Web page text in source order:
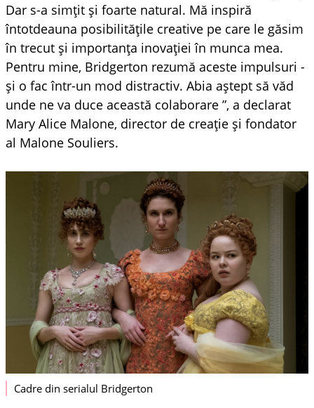
Dar s-a simțit și foarte natural. Mă inspiră
întotdeauna posibilitățile creative pe care le găsim
în trecut și importanța inovației în munca mea.
Pentru mine, Bridgerton rezumă aceste impulsuri -
și o fac într-un mod distractiv. Abia aștept să văd
unde ne va duce această colaborare ”, a declarat
Mary Alice Malone, director de creație și fondator
al Malone Souliers.
Cadre din serialul Bridgerton